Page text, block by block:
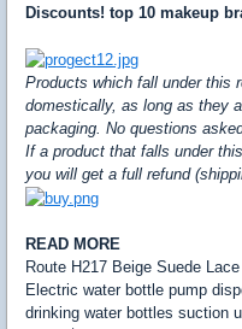
Discounts! top 10 makeup
Products which fall under this
domestically, as long as they
packaging. No questions
If a product that falls under
you will get a full refund
READ MORE
Route H217 Beige Suede
Electric water bottle pump
drinking water bottles suction